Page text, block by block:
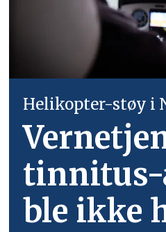
Helikopter-støy i
ble ikke